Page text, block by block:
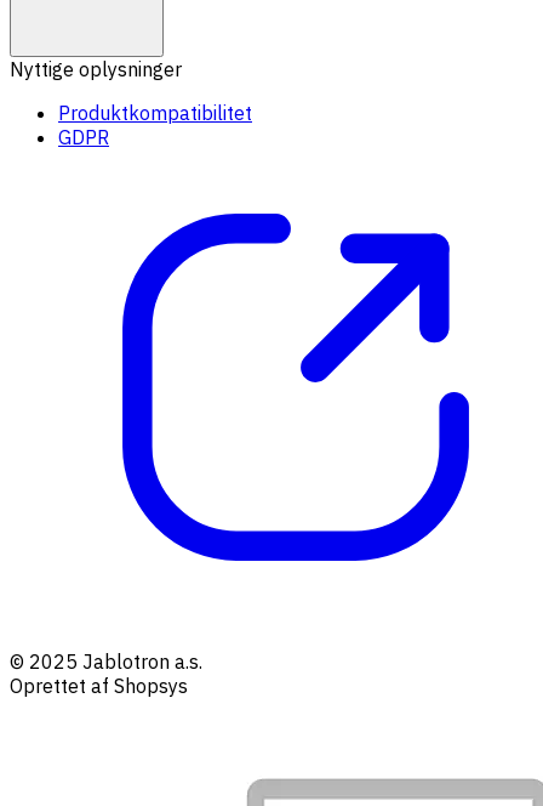
Nyttige oplysninger
Produktkompatibilitet
GDPR
© 2025 Jablotron a.s.
Oprettet af Shopsys